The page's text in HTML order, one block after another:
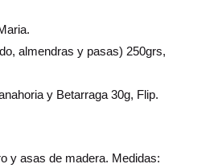
almendras y pasas) 250grs,
y Betarraga 30g, Flip.
y asas de madera. Medidas: